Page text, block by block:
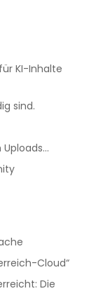
KI-Inhalte
sind.
Cloud“
Die